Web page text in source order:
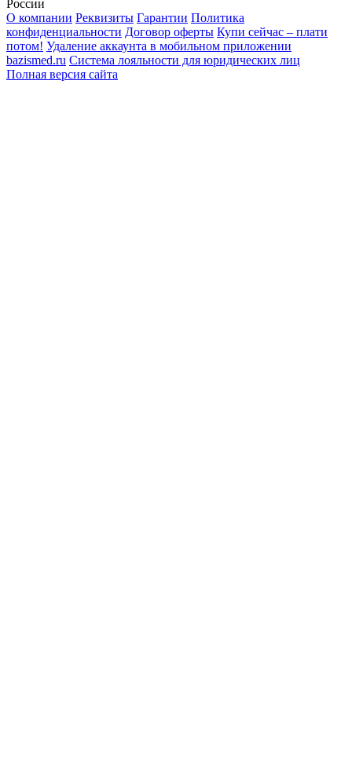
России
О компании Реквизиты Гарантии Политика
конфиденциальности Договор оферты Купи сейчас – плати
потом! Удаление аккаунта в мобильном приложении
bazismed.ru Система лояльности для юридических лиц
Полная версия сайта